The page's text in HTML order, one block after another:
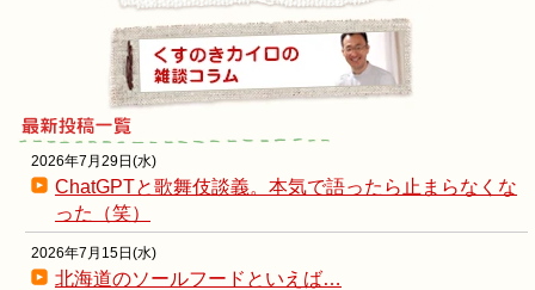
2026年7月29日(水)
ChatGPTと歌舞伎談義。本気で語ったら止まらなくな
った（笑）
2026年7月15日(水)
北海道のソールフードといえば…